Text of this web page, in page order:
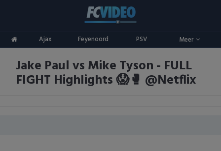
Ajax Feyenoord PSV Meer
ADO Den Haag
Ajax
Competities
Eredivisie
Keuken Kampioen Divisie
Oranje
Jake Paul vs Mike Tyson - FULL
FIGHT Highlights 😱🥊 @Netflix